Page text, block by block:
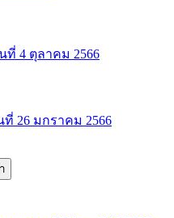
ที่ 4 ตุลาคม 2566
ที่ 26 มกราคม 2566